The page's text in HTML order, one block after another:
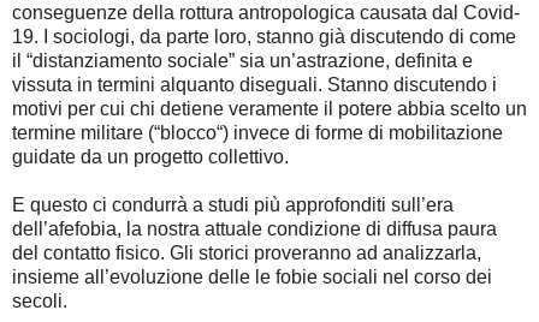
conseguenze della rottura antropologica causata dal Covid-
19. I sociologi, da parte loro, stanno già discutendo di come
il “distanziamento sociale” sia un’astrazione, definita e
vissuta in termini alquanto diseguali. Stanno discutendo i
motivi per cui chi detiene veramente il potere abbia scelto un
termine militare (“blocco“) invece di forme di mobilitazione
guidate da un progetto collettivo.
E questo ci condurrà a studi più approfonditi sull’era
dell’afefobia, la nostra attuale condizione di diffusa paura
del contatto fisico. Gli storici proveranno ad analizzarla,
insieme all’evoluzione delle le fobie sociali nel corso dei
secoli.